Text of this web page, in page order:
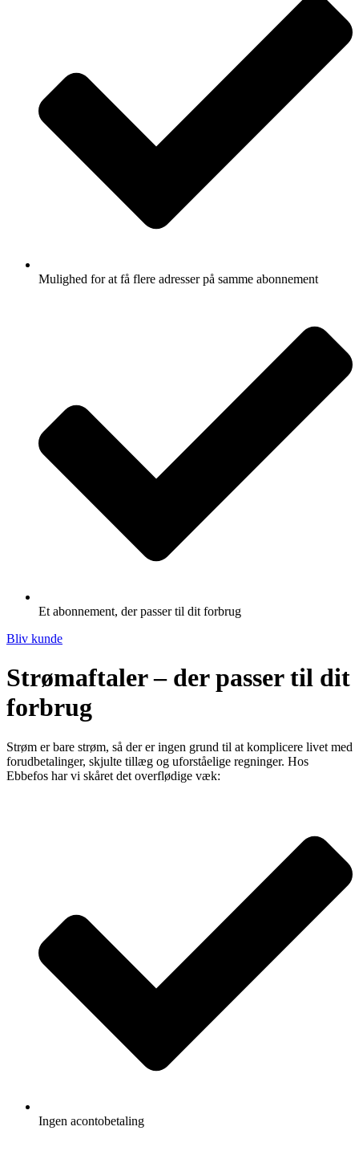
Mulighed for at få flere adresser på samme abonnement
Et abonnement, der passer til dit forbrug
Bliv kunde
Strømaftaler – der passer til dit
forbrug
Strøm er bare strøm, så der er ingen grund til at komplicere livet med
forudbetalinger, skjulte tillæg og uforståelige regninger. Hos
Ebbefos har vi skåret det overflødige væk:
Ingen acontobetaling